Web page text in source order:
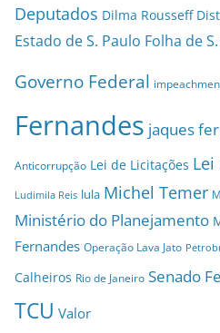
Deputados Dilma Rousseff
Estado de S. Paulo Folha de
Governo Federal
Fernandes jaques
Anticorrupção Lei de Licitações Lei
Ludimila Reis lula Michel Temer
Ministério do Planejamento
Fernandes Operação Lava Jato
Calheiros Rio de Janeiro Senado
TCU Valor